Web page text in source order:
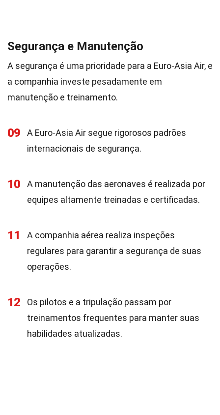
Segurança e Manutenção
A segurança é uma prioridade para a Euro-Asia Air, e
a companhia investe pesadamente em
manutenção e treinamento.
09
A Euro-Asia Air segue rigorosos padrões
internacionais de segurança.
10
A manutenção das aeronaves é realizada por
equipes altamente treinadas e certificadas.
11
A companhia aérea realiza inspeções
regulares para garantir a segurança de suas
operações.
12
Os pilotos e a tripulação passam por
treinamentos frequentes para manter suas
habilidades atualizadas.